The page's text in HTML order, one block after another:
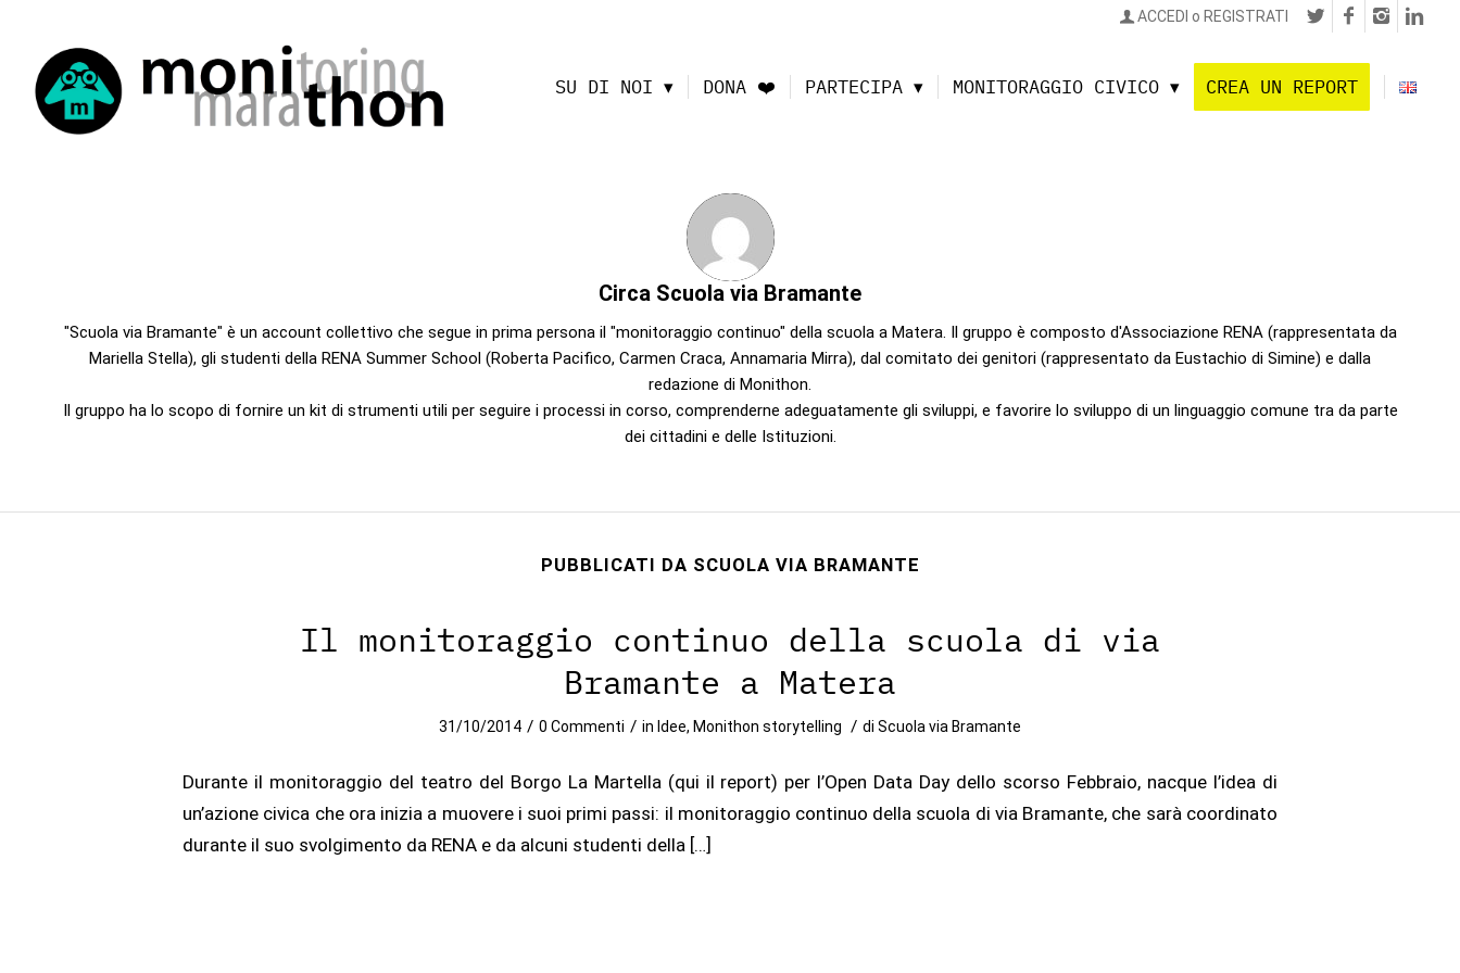
ACCEDI o REGISTRATI
SU DI NOI DONA ❤️ PARTECIPA MONITORAGGIO CIVICO CREA UN REPORT
Circa Scuola via Bramante
"Scuola via Bramante" è un account collettivo che segue in prima persona il "monitoraggio continuo" della scuola a Matera. Il gruppo è composto d'Associazione RENA (rappresentata da
Mariella Stella), gli studenti della RENA Summer School (Roberta Pacifico, Carmen Craca, Annamaria Mirra), dal comitato dei genitori (rappresentato da Eustachio di Simine) e dalla
redazione di Monithon.
Il gruppo ha lo scopo di fornire un kit di strumenti utili per seguire i processi in corso, comprenderne adeguatamente gli sviluppi, e favorire lo sviluppo di un linguaggio comune tra da parte
dei cittadini e delle Istituzioni.
PUBBLICATI DA SCUOLA VIA BRAMANTE
Il monitoraggio continuo della scuola di via
Bramante a Matera
31/10/2014 / 0 Commenti / in Idee, Monithon storytelling / di Scuola via Bramante
Durante il monitoraggio del teatro del Borgo La Martella (qui il report) per l’Open Data Day dello scorso Febbraio, nacque l’idea di
un’azione civica che ora inizia a muovere i suoi primi passi: il monitoraggio continuo della scuola di via Bramante, che sarà coordinato
durante il suo svolgimento da RENA e da alcuni studenti della […]